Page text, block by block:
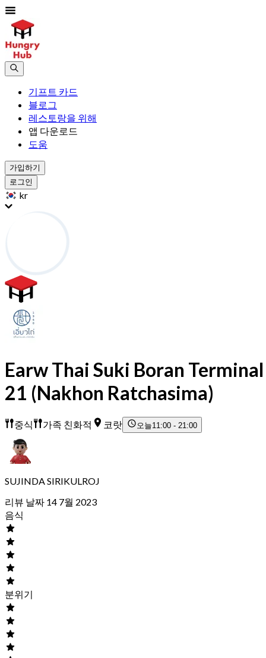
기프트 카드
블로그
레스토랑을 위해
앱 다운로드
도움
가입하기
로그인
kr
Earw Thai Suki Boran Terminal
21 (Nakhon Ratchasima)
중식 가족 친화적 코랏 오늘11:00 - 21:00
SUJINDA SIRIKULROJ
리뷰 날짜 14 7월 2023
음식
분위기